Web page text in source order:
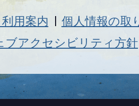
用案内
個人情報の取
ブアクセシビリティ方針